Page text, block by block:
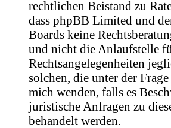
rechtlichen Beistand zu
dass phpBB Limited und
Boards keine
und nicht die Anlaufstelle
Rechtsangelegenheiten
solchen, die unter der
mich wenden, falls es
juristische Anfragen zu
behandelt werden.